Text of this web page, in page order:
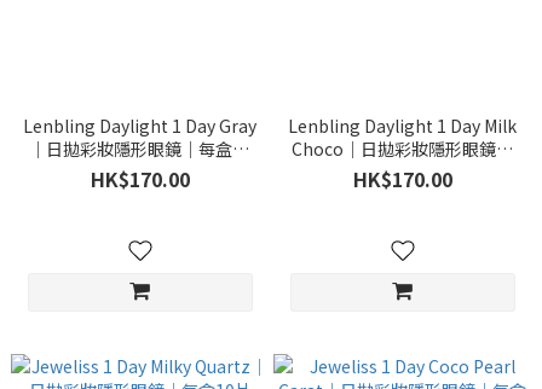
Lenbling Daylight 1 Day Gray
｜日拋彩妝隱形眼鏡｜每盒10
片
HK$170.00
Lenbling Daylight 1 Day Milk
Choco｜日拋彩妝隱形眼鏡｜
每盒10片
HK$170.00